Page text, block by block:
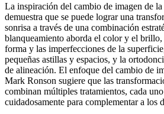
La inspiración del cambio de imagen de
demuestra que se puede lograr una
sonrisa a través de una combinación
blanqueamiento aborda el color y el
forma y las imperfecciones de la
pequeñas astillas y espacios, y la
de alineación. El enfoque del cambio de
Mark Ronson sugiere que las
combinan múltiples tratamientos, cada
cuidadosamente para complementar a los